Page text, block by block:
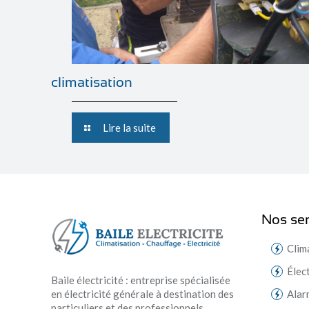
climatisation
Lire la suite
Baile électricité : entreprise spécialisée
en électricité générale à destination des
Nos